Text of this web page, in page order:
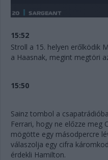
15:52
Stroll a 15. helyen erőlködik
a Haasnak, megint megtöri
15:50
Sainz tombol a
Ferrari, hogy ne előzze meg
mögötte egy másodpercre
válaszolja egy cifra
érdekli Hamilton.